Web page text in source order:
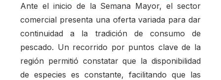
Ante el inicio de la Semana Mayor, el sector
comercial presenta una oferta variada para dar
continuidad a la tradición de consumo de
pescado. Un recorrido por puntos clave de la
región permitió constatar que la disponibilidad
de especies es constante, facilitando que las